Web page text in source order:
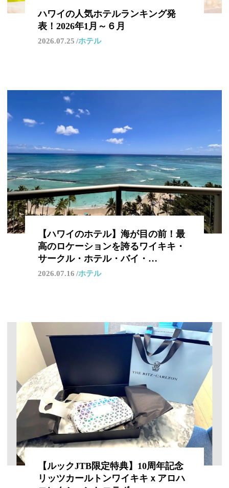
ハワイの人気ホテルランキング発
表！2026年1月～６月
2026.07.25 ホテル
【ハワイのホテル】海が目の前！最
高のロケーションを誇るワイキキ・
サークル・ホテル・バイ・…
2026.07.16 ホテル
【ルックJTB限定特典】10周年記念
リッツカールトンワイキキｘアロハ